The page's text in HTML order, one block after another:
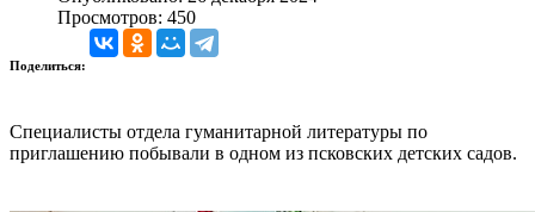
Просмотров: 450
Поделиться:
Специалисты отдела гуманитарной литературы по
приглашению побывали в одном из псковских детских садов.